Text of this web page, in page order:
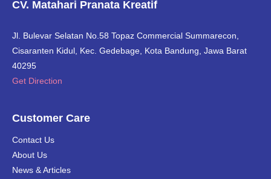
CV. Matahari Pranata Kreatif
Jl. Bulevar Selatan No.58 Topaz Commercial Summarecon,
Cisaranten Kidul, Kec. Gedebage, Kota Bandung, Jawa Barat
40295
Get Direction
Customer Care
Contact Us
About Us
News & Articles